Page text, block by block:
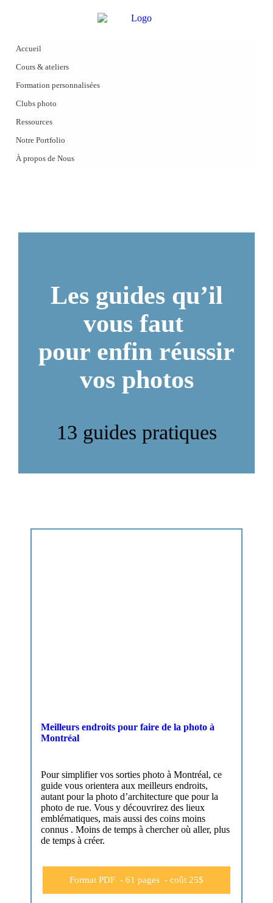
Accueil
Cours & ateliers
Formation personnalisées
Clubs photo
Ressources
Notre Portfolio
À propos de Nous
Les guides qu’il
vous faut
pour enfin réussir
vos photos
13 guides pratiques
Meilleurs endroits pour faire de la photo à
Montréal
Pour simplifier vos sorties photo à Montréal, ce
guide vous orientera aux meilleurs endroits,
autant pour la photo d’architecture que pour la
photo de rue. Vous y découvrirez des lieux
emblématiques, mais aussi des coins moins
connus . Moins de temps à chercher où aller, plus
de temps à créer.
Format PDF - 61 pages - coût 25$